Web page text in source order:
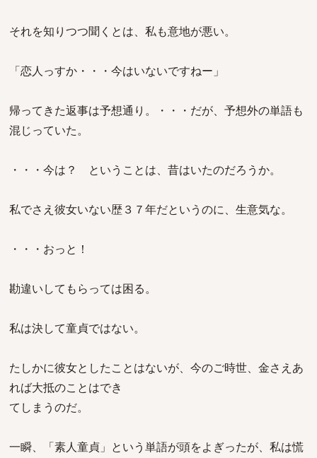
それを知りつつ聞くとは、私も意地が悪い。
「恋人っすか・・・今はいないですねー」
帰ってきた返事は予想通り。・・・だが、予想外の単語も
混じっていた。
・・・今は？ ということは、昔はいたのだろうか。
私でさえ彼女いない歴３７年だというのに、生意気な。
・・・おっと！
勘違いしてもらっては困る。
私は決して童貞ではない。
たしかに彼女としたことはないが、今のご時世、金さえあ
れば大抵のことはでき
てしまうのだ。
一瞬、「素人童貞」という単語が頭をよぎったが、私は慌